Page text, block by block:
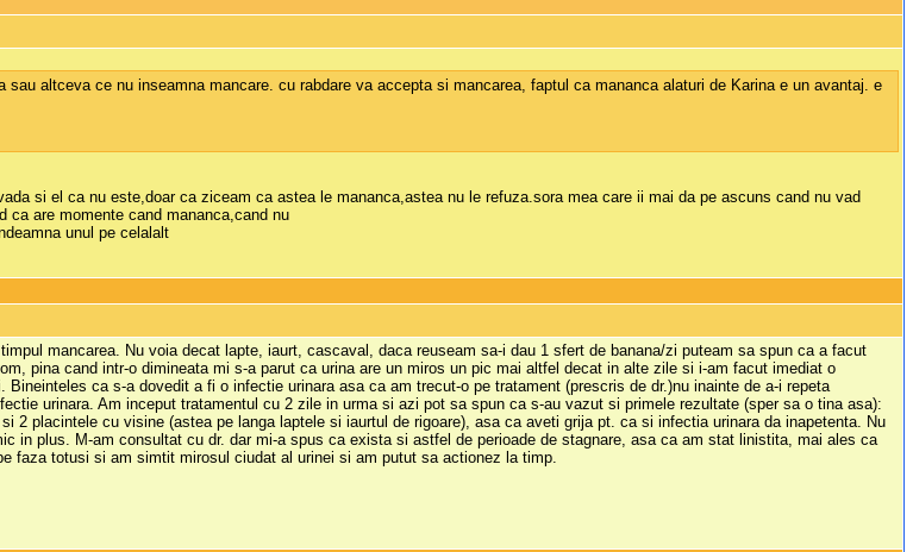
altceva ce nu inseamna mancare. cu rabdare va accepta si mancarea, faptul ca mananca alaturi de Karina e un avantaj. e
si el ca nu este,doar ca ziceam ca astea le mananca,astea nu le refuza.sora mea care ii mai da pe ascuns cand nu vad
ca are momente cand mananca,cand nu
unul pe celalalt
mancarea. Nu voia decat lapte, iaurt, cascaval, daca reuseam sa-i dau 1 sfert de banana/zi puteam sa spun ca a facut
pina cand intr-o dimineata mi s-a parut ca urina are un miros un pic mai altfel decat in alte zile si i-am facut imediat o
ca s-a dovedit a fi o infectie urinara asa ca am trecut-o pe tratament (prescris de dr.)nu inainte de a-i repeta
urinara. Am inceput tratamentul cu 2 zile in urma si azi pot sa spun ca s-au vazut si primele rezultate (sper sa o tina asa):
2 placintele cu visine (astea pe langa laptele si iaurtul de rigoare), asa ca aveti grija pt. ca si infectia urinara da inapetenta. Nu
in plus. M-am consultat cu dr. dar mi-a spus ca exista si astfel de perioade de stagnare, asa ca am stat linistita, mai ales ca
faza totusi si am simtit mirosul ciudat al urinei si am putut sa actionez la timp.